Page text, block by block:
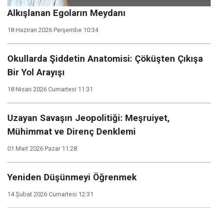
Alkışlanan Egoların Meydanı
18 Haziran 2026 Perşembe 10:34
Okullarda Şiddetin Anatomisi: Çöküşten Çıkışa
Bir Yol Arayışı
18 Nisan 2026 Cumartesi 11:31
Uzayan Savaşın Jeopolitiği: Meşruiyet,
Mühimmat ve Direnç Denklemi
01 Mart 2026 Pazar 11:28
Yeniden Düşünmeyi Öğrenmek
14 Şubat 2026 Cumartesi 12:31